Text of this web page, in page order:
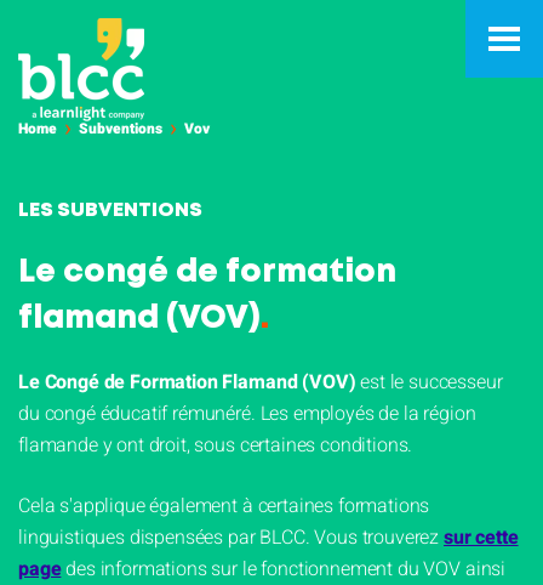
Home Subventions Vov
LES SUBVENTIONS
Le congé de formation
flamand (VOV).
Le Congé de Formation Flamand (VOV)est le successeur
du congé éducatif rémunéré. Les employés de la région
flamande y ont droit, sous certaines conditions.
Cela s'applique également à certaines formations
linguistiques dispensées par BLCC. Vous trouverezsur cette
pagedes informations sur le fonctionnement du VOV ainsi